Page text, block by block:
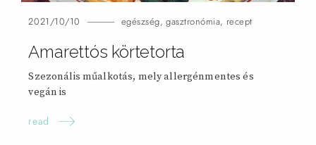
2021/10/10 egészség,gasztronómia, recept
Amarettós körtetorta
Szezonális műalkotás, mely allergénmentes és
vegán is
read